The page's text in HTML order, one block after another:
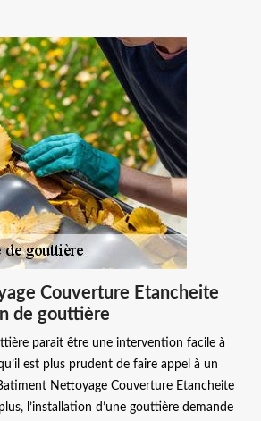
Couverture Etancheite
de gouttière
parait être une intervention facile à
est plus prudent de faire appel à un
Nettoyage Couverture Etancheite
l’installation d’une gouttière demande